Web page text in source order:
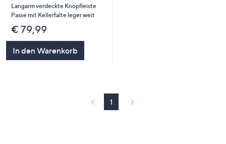
Langarm verdeckte Knopfleiste
Passe mit Kellerfalte leger weit
€ 79,99
In den Warenkorb
1